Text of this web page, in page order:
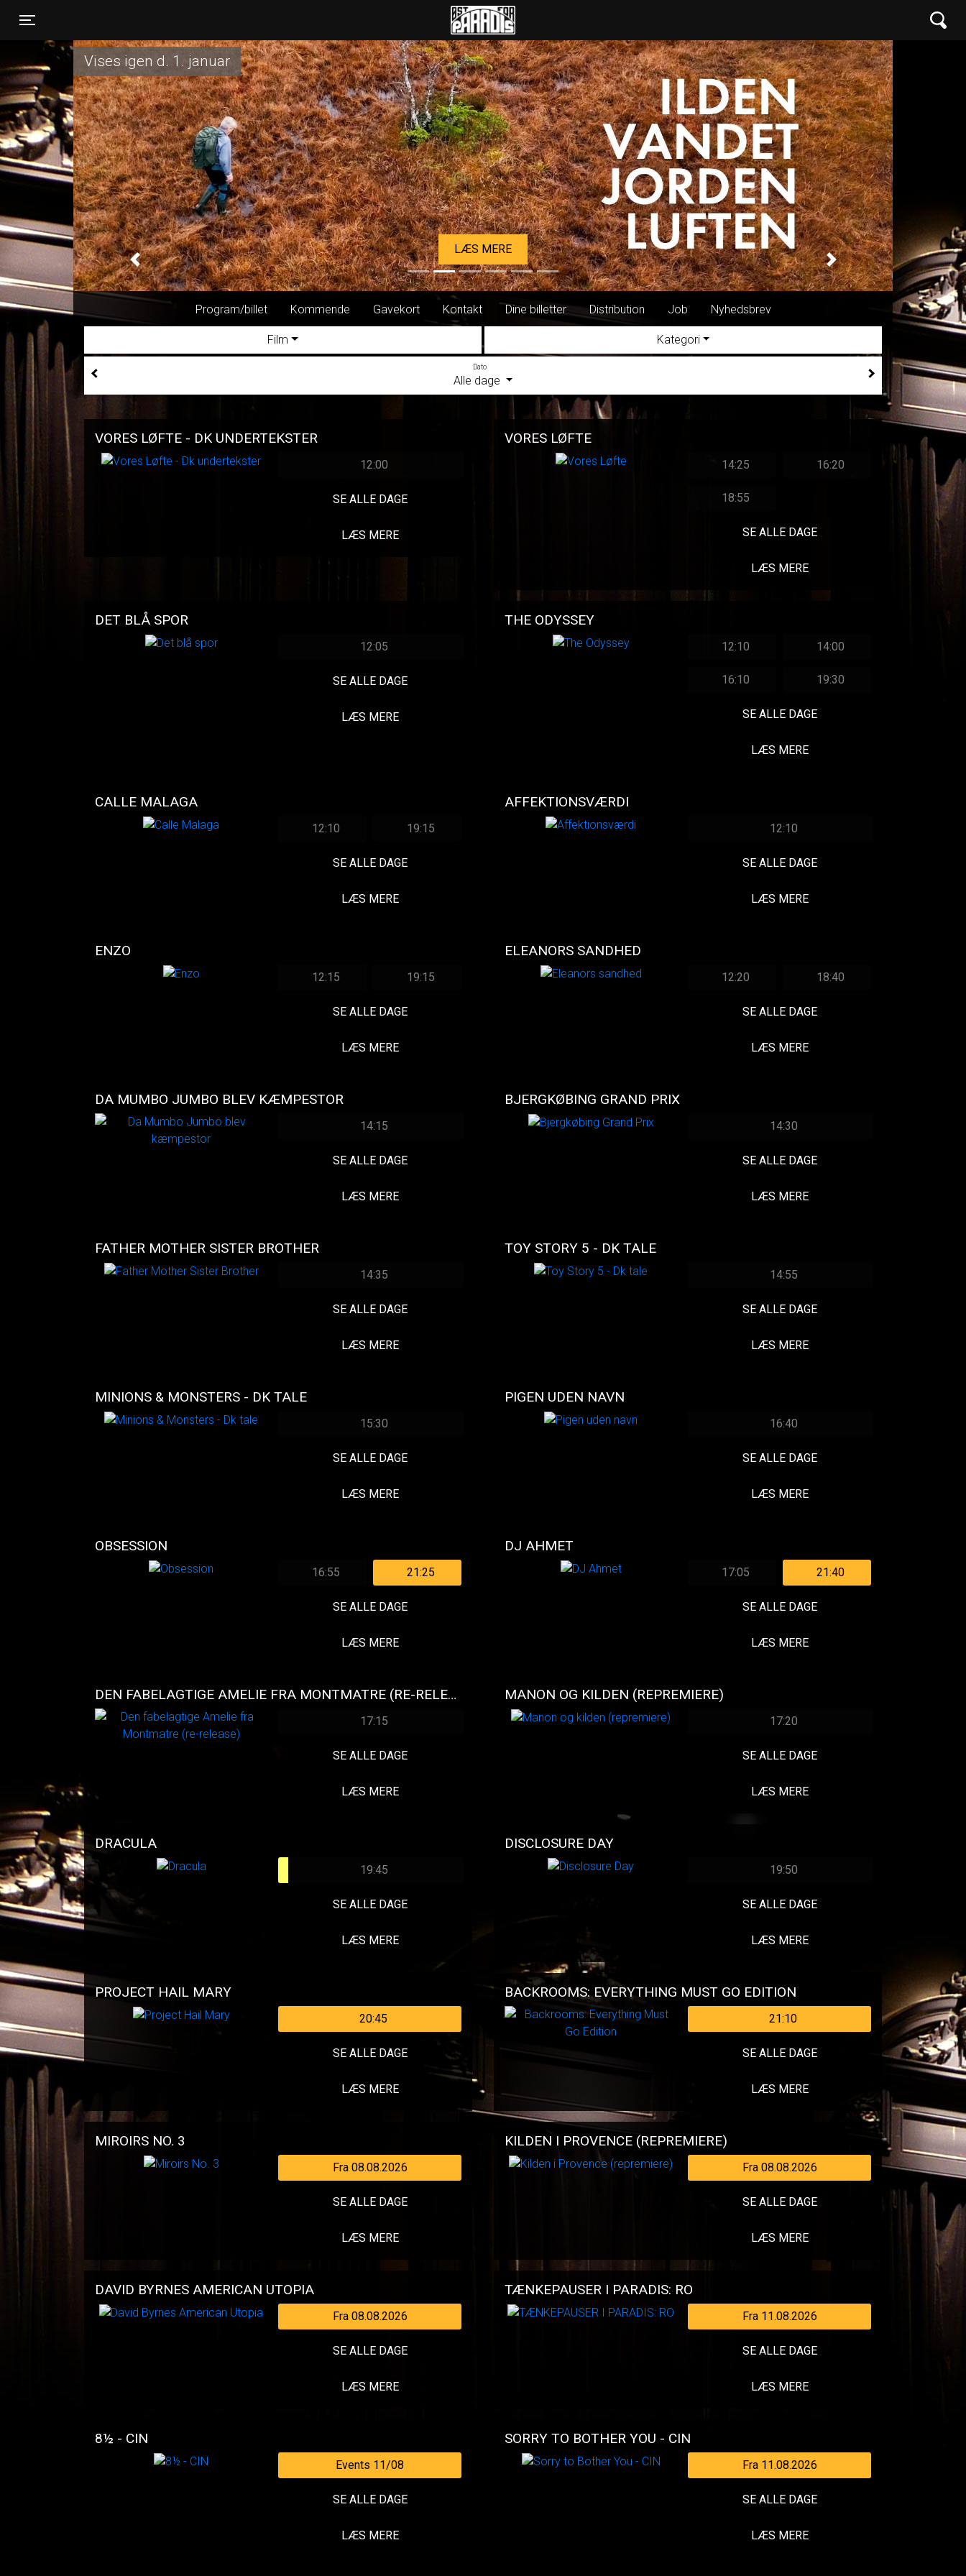
Øst for Paradis
Vises igen d. 1. januar
LÆS MERE
Previous
Next
Program/billet Kommende Gavekort Kontakt Dine billetter Distribution Job Nyhedsbrev
Film Kategori
Dato
Alle dage
VORES LØFTE - DK UNDERTEKSTER
12:00
SE ALLE DAGE
LÆS MERE
VORES LØFTE
14:25 16:20
18:55
SE ALLE DAGE
LÆS MERE
DET BLÅ SPOR
12:05
SE ALLE DAGE
LÆS MERE
THE ODYSSEY
12:10 14:00
16:10 19:30
SE ALLE DAGE
LÆS MERE
CALLE MALAGA
12:10 19:15
SE ALLE DAGE
LÆS MERE
AFFEKTIONSVÆRDI
12:10
SE ALLE DAGE
LÆS MERE
ENZO
12:15 19:15
SE ALLE DAGE
LÆS MERE
ELEANORS SANDHED
12:20 18:40
SE ALLE DAGE
LÆS MERE
DA MUMBO JUMBO BLEV KÆMPESTOR
14:15
SE ALLE DAGE
LÆS MERE
BJERGKØBING GRAND PRIX
14:30
SE ALLE DAGE
LÆS MERE
FATHER MOTHER SISTER BROTHER
14:35
SE ALLE DAGE
LÆS MERE
TOY STORY 5 - DK TALE
14:55
SE ALLE DAGE
LÆS MERE
MINIONS & MONSTERS - DK TALE
15:30
SE ALLE DAGE
LÆS MERE
PIGEN UDEN NAVN
16:40
SE ALLE DAGE
LÆS MERE
OBSESSION
16:55 21:25
SE ALLE DAGE
LÆS MERE
DJ AHMET
17:05 21:40
SE ALLE DAGE
LÆS MERE
DEN FABELAGTIGE AMELIE FRA MONTMATRE (RE-RELEASE)
17:15
SE ALLE DAGE
LÆS MERE
MANON OG KILDEN (REPREMIERE)
17:20
SE ALLE DAGE
LÆS MERE
DRACULA
19:45
SE ALLE DAGE
LÆS MERE
DISCLOSURE DAY
19:50
SE ALLE DAGE
LÆS MERE
PROJECT HAIL MARY
20:45
SE ALLE DAGE
LÆS MERE
BACKROOMS: EVERYTHING MUST GO EDITION
21:10
SE ALLE DAGE
LÆS MERE
MIROIRS NO. 3
Fra 08.08.2026
SE ALLE DAGE
LÆS MERE
KILDEN I PROVENCE (REPREMIERE)
Fra 08.08.2026
SE ALLE DAGE
LÆS MERE
DAVID BYRNES AMERICAN UTOPIA
Fra 08.08.2026
SE ALLE DAGE
LÆS MERE
TÆNKEPAUSER I PARADIS: RO
Fra 11.08.2026
SE ALLE DAGE
LÆS MERE
8½ - CIN
Events 11/08
SE ALLE DAGE
LÆS MERE
SORRY TO BOTHER YOU - CIN
Fra 11.08.2026
SE ALLE DAGE
LÆS MERE